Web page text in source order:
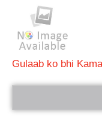
Gulaab ko bhi